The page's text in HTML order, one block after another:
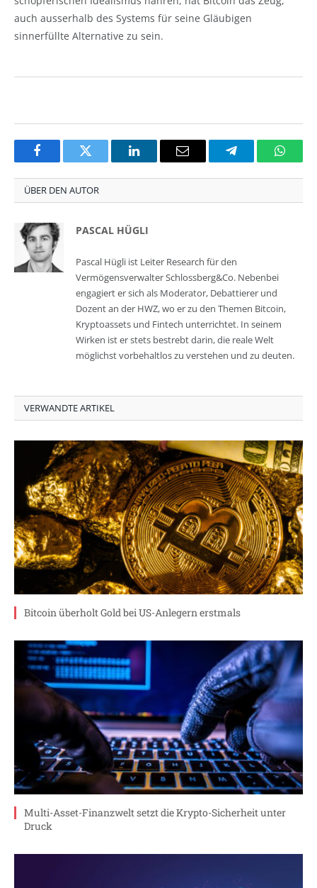
auch ausserhalb des Systems für seine Gläubigen
sinnerfüllte Alternative zu sein.
FacebookTwitter LinkedInEmail Telegram
ÜBER DEN AUTOR
PASCAL HÜGLI
Pascal Hügli ist Leiter Research für den
Vermögensverwalter Schlossberg&Co. Nebenbei
engagiert er sich als Moderator, Debattierer und
Dozent an der HWZ, wo er zu den Themen Bitcoin,
Kryptoassets und Fintech unterrichtet. In seinem
Wirken ist er stets bestrebt darin, die reale Welt
möglichst vorbehaltlos zu verstehen und zu deuten.
VERWANDTE ARTIKEL
Bitcoin überholt Gold bei US-Anlegern erstmals
Multi-Asset-Finanzwelt setzt die Krypto-Sicherheit unter
Druck